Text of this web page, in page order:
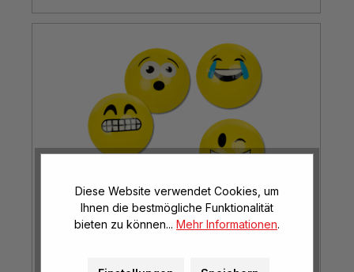
Diese Website verwendet Cookies, um
Ihnen die bestmögliche Funktionalität
bieten zu können... Mehr Informationen.